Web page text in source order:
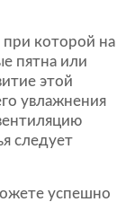
при которой на
пятна или
этой
увлажнения
следует
успешно